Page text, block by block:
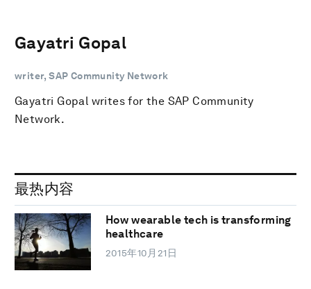
Gayatri Gopal
writer, SAP Community Network
Gayatri Gopal writes for the SAP Community
Network.
最热内容
How wearable tech is transforming
healthcare
2015年10月21日